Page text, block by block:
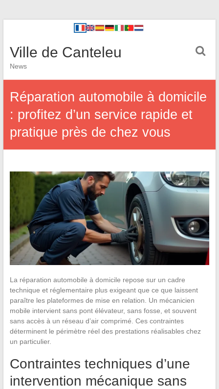
Ville de Canteleu
News
Réparation automobile à domicile
: profitez d’un service rapide et
pratique près de chez vous
La réparation automobile à domicile repose sur un cadre
technique et réglementaire plus exigeant que ce que laissent
paraître les plateformes de mise en relation. Un mécanicien
mobile intervient sans pont élévateur, sans fosse, et souvent
sans accès à un réseau d’air comprimé. Ces contraintes
déterminent le périmètre réel des prestations réalisables chez
un particulier.
Contraintes techniques d’une
intervention mécanique sans